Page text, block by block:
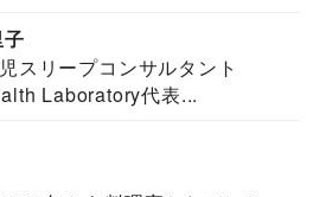
スリープコンサルタント
Laboratory代表...